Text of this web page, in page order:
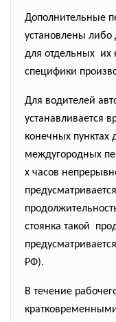
Дополнительные
установлены либо
для отдельных их
специфики
Для водителей
устанавливается
конечных пунктах
междугородных
х часов
стоянка такой
РФ).
В течение